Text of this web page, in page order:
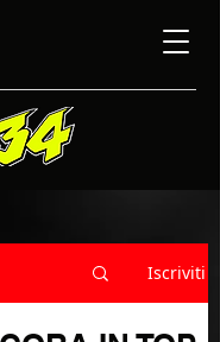
Iscriviti